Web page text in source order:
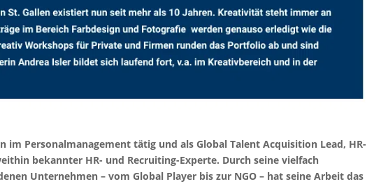
im Personalmanagement tätig und als Global Talent Acquisition Lead, HR-
bekannter HR- und Recruiting-Experte. Durch seine vielfach
Unternehmen – vom Global Player bis zur NGO – hat seine Arbeit das